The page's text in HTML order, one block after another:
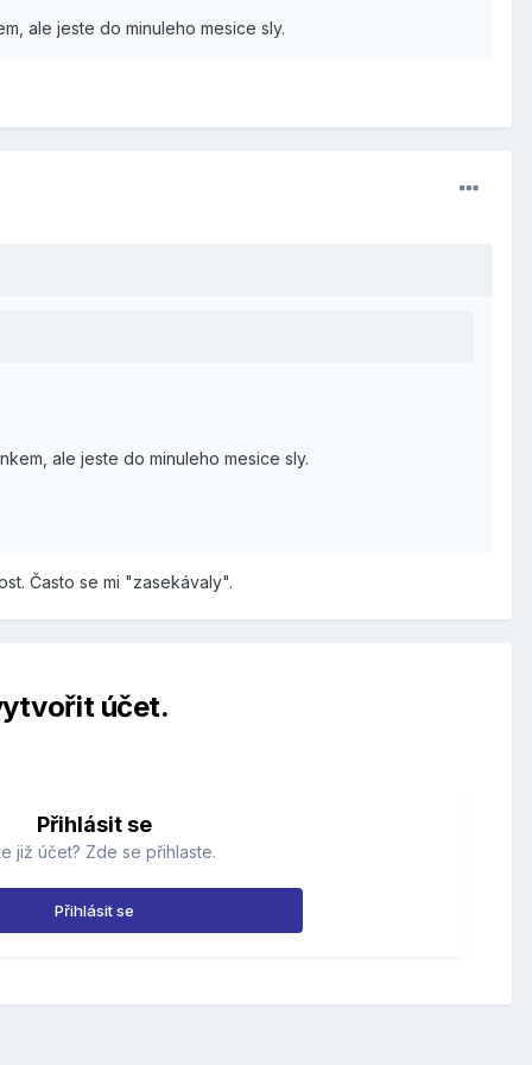
ale jeste do minuleho mesice sly.
ale jeste do minuleho mesice sly.
Často se mi "zasekávaly".
účet.
Přihlásit se
již účet? Zde se přihlaste.
Přihlásit se